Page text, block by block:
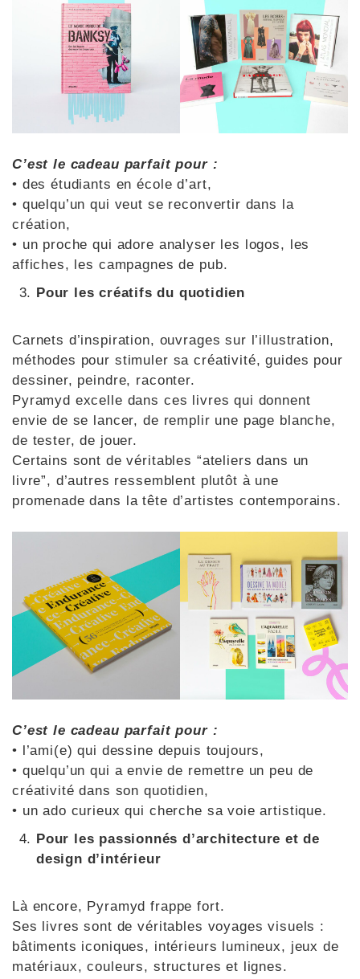
C’est le cadeau parfait pour :
• des étudiants en école d’art,
• quelqu’un qui veut se reconvertir dans la
création,
• un proche qui adore analyser les logos, les
affiches, les campagnes de pub.
Pour les créatifs du quotidien
Carnets d’inspiration, ouvrages sur l’illustration,
méthodes pour stimuler sa créativité, guides pour
dessiner, peindre, raconter.
Pyramyd excelle dans ces livres qui donnent
envie de se lancer, de remplir une page blanche,
de tester, de jouer.
Certains sont de véritables “ateliers dans un
livre”, d’autres ressemblent plutôt à une
promenade dans la tête d’artistes contemporains.
C’est le cadeau parfait pour :
• l’ami(e) qui dessine depuis toujours,
• quelqu’un qui a envie de remettre un peu de
créativité dans son quotidien,
• un ado curieux qui cherche sa voie artistique.
Pour les passionnés d’architecture et de
design d’intérieur
Là encore, Pyramyd frappe fort.
Ses livres sont de véritables voyages visuels :
bâtiments iconiques, intérieurs lumineux, jeux de
matériaux, couleurs, structures et lignes.